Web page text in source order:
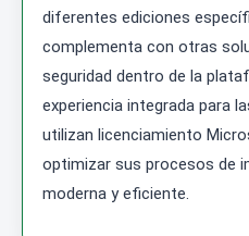
diferentes ediciones
complementa con otras
seguridad dentro de la
experiencia integrada para
utilizan licenciamiento
optimizar sus procesos de
moderna y eficiente.